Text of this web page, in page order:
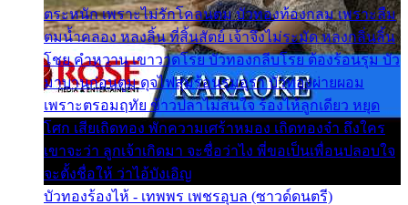
ตระหนัก เพราะไม่รักโคลนตม บัวทองท้องกลม เพราะลืม
ตมน้ำคลอง หลงลิ้น ที่สิ้นสัตย์ เจ้าจึงไม่ระมัด หลงกลิ่นลิ้น
โชย คำหวาน เขาวาดโรย บัวทองกลีบโรย ต้องร้อนรุม บัว
มาบานก่อนตูม ดุจไฟสุมร้อนรุมอุรา บัวทองผ่ายผอม
เพราะตรอมฤทัย ข้าวปลาไม่สนใจ ร้องไห้ลูกเดียว หยุด
โศก เสียเถิดทอง พักความเศร้าหมอง เถิดทองจ๋า ถึงใคร
เขาจะว่า ลูกเจ้าเกิดมา จะชื่อว่าไง พี่ขอเป็นเพื่อนปลอบใจ
จะตั้งชื่อให้ ว่าไอ้บังเอิญ
บัวทองร้องไห้ - เทพพร เพชรอุบล (ซาวด์ดนตรี)